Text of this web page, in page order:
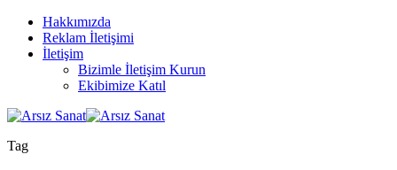
Hakkımızda
Reklam İletişimi
İletişim
Bizimle İletişim Kurun
Ekibimize Katıl
Tag